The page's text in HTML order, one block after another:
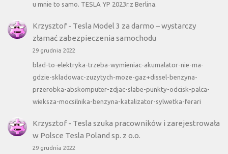
u mnie to samo. TESLA YP 2023r.z Berlina.
Krzysztof- Tesla Model 3 za darmo – wystarczy
złamać zabezpieczenia samochodu
29 grudnia 2022
blad-to-elektryka-trzeba-wymieniac-akumalator-nie-ma-
gdzie-skladowac-zuzytych-moze-gaz+dissel-benzyna-
przerobka-abskomputer-zdjac-slabe-punkty-odcisk-palca-
wieksza-mocsilnika-benzyna-katalizator-sylwetka-ferari
Krzysztof- Tesla szuka pracowników i zarejestrowała
w Polsce Tesla Poland sp. z o.o.
29 grudnia 2022